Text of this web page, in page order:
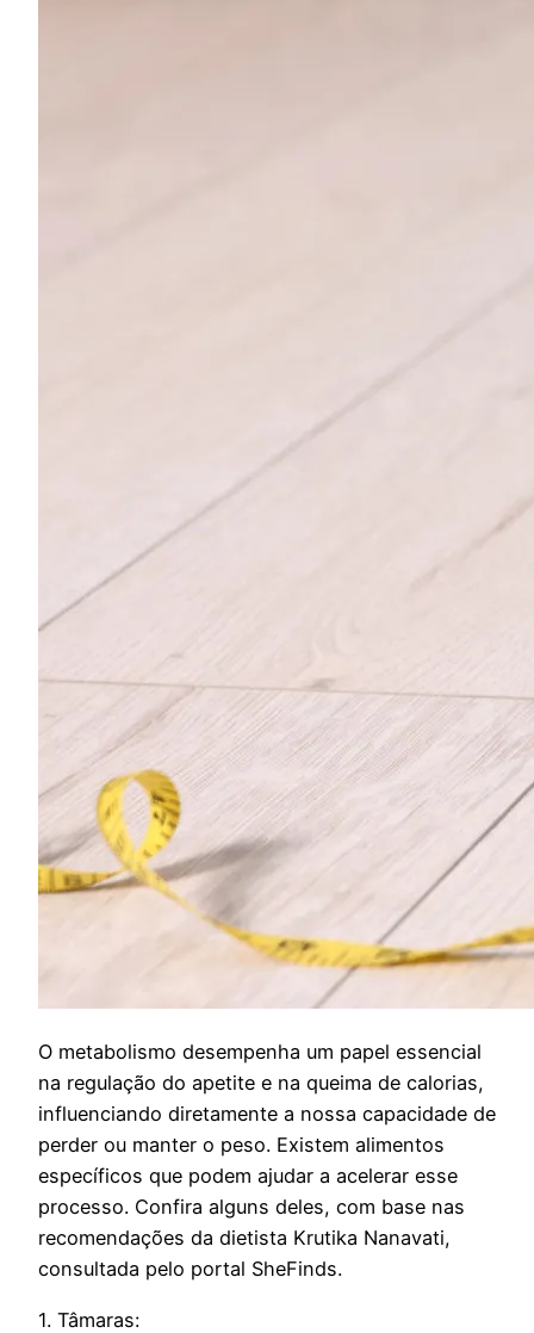
O metabolismo desempenha um papel essencial
na regulação do apetite e na queima de calorias,
influenciando diretamente a nossa capacidade de
perder ou manter o peso. Existem alimentos
específicos que podem ajudar a acelerar esse
processo. Confira alguns deles, com base nas
recomendações da dietista Krutika Nanavati,
consultada pelo portal SheFinds.
1. Tâmaras: